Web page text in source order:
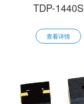
TDP-1440S
查看详情